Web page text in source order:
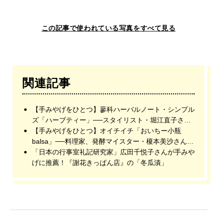
この記事で使われている写真をすべて見る
関連記事
【手みやげをひとつ】蓼科ハーバルノート・シンプル
ズ「ハーブティー」──スタイリスト・堀江直子さん
推薦
【手みやげをひとつ】オイチイチ「おいちー小瓶
balsa」──料理家、発酵マイスター・榎本美沙さん推
薦「日本の行事室礼記研究家」広田千悦子さんが手みや
げに推薦！『謝花きっぱん店』の「冬瓜漬」